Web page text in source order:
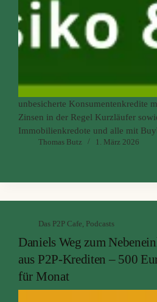
unbesicherte Konsumentenkredite
Zinsen in der Regel Kurzläufer
Immobilienkredote und alle mit
versprechen - und das ohne Risiko -
Thomas Butz 1. März 2026
Das P2P Cafe, Podcasts
Daniels Weg zum
aus P2P-Krediten – 500
für Monat